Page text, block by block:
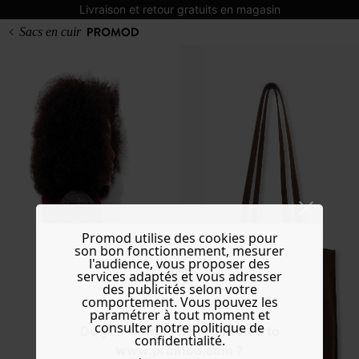
Livraison et retour gratuits en magasin
Do you want to be redirected to
www.promod.com ?
Sacs en cuir
Promod utilise des cookies pour
son bon fonctionnement, mesurer
l'audience, vous proposer des
services adaptés et vous adresser
des publicités selon votre
comportement. Vous pouvez les
paramétrer à tout moment et
consulter notre politique de
confidentialité.